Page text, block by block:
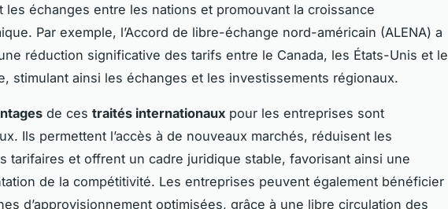
les échanges entre les nations et promouvant la croissance
Par exemple, l’Accord de libre-échange nord-américain (ALENA) a
réduction significative des tarifs entre le Canada, les États-Unis et le
stimulant ainsi les échanges et les investissements régionaux.
de ces traités internationaux pour les entreprises sont
Ils permettent l’accès à de nouveaux marchés, réduisent les
tarifaires et offrent un cadre juridique stable, favorisant ainsi une
de la compétitivité. Les entreprises peuvent également bénéficier
d’approvisionnement optimisées, grâce à une libre circulation des